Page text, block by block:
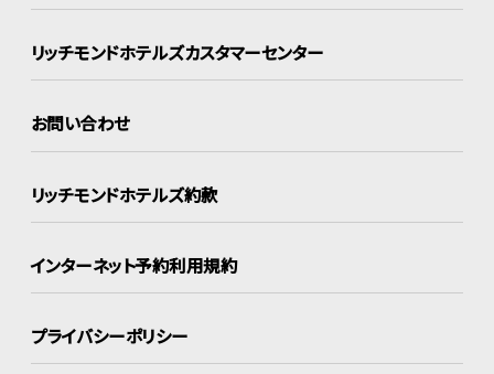
リッチモンドホテルズカスタマーセンター
お問い合わせ
リッチモンドホテルズ約款
インターネット予約利用規約
プライバシーポリシー